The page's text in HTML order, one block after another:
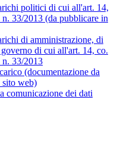
politici di cui all'art. 14,
33/2013 (da pubblicare in
di amministrazione, di
di cui all'art. 14, co.
n. 33/2013
(documentazione da
sito web)
comunicazione dei dati